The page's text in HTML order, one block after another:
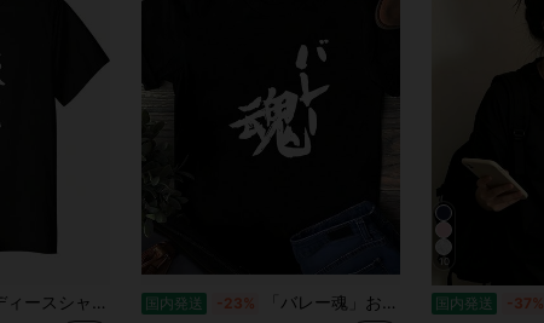
前入り 面白シャツ おもしろ 家族 お揃い ギャグ ネタ ウケ狙い 贈り物 メンズ 面白いシャツ 国内発送 -23% 「バレー魂」おもしろ 筆文字 服 面白い文字入りシャツ
10
国内発送 -37%